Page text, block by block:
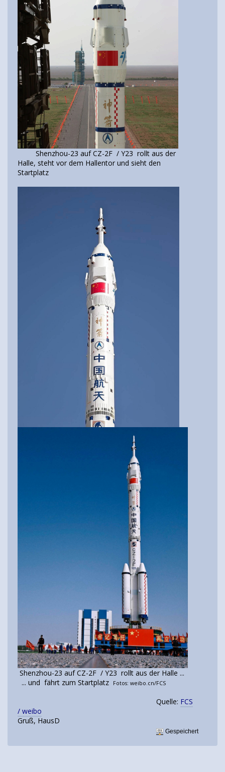
Shenzhou-23 auf CZ-2F / Y23 rollt aus der
Halle, steht vor dem Hallentor und sieht den
Startplatz
Shenzhou-23 auf CZ-2F / Y23 rollt aus der Halle ...
... und fährt zum Startplatz
Fotos: weibo.cn/FCS
Quelle: FCS
/ weibo
Gruß, HausD
Gespeichert